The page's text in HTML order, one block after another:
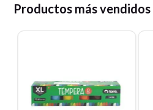
Productos más vendidos